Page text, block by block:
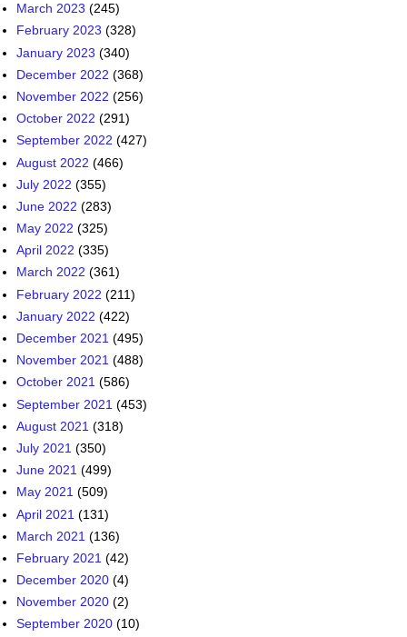
March 2023 (245)
February 2023 (328)
January 2023 (340)
December 2022 (368)
November 2022 (256)
October 2022 (291)
September 2022 (427)
August 2022 (466)
July 2022 (355)
June 2022 (283)
May 2022 (325)
April 2022 (335)
March 2022 (361)
February 2022 (211)
January 2022 (422)
December 2021 (495)
November 2021 (488)
October 2021 (586)
September 2021 (453)
August 2021 (318)
July 2021 (350)
June 2021 (499)
May 2021 (509)
April 2021 (131)
March 2021 (136)
February 2021 (42)
December 2020 (4)
November 2020 (2)
September 2020 (10)